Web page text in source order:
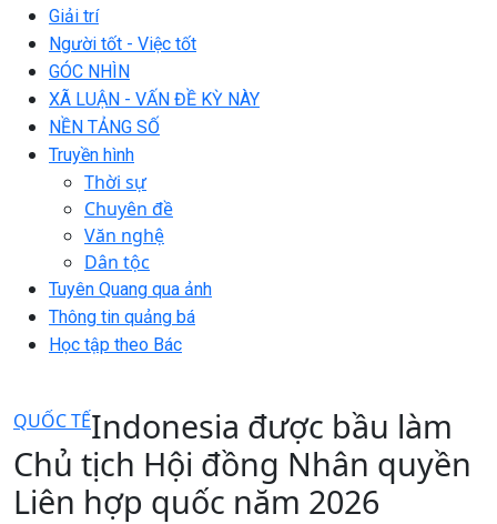
Giải trí
Người tốt - Việc tốt
GÓC NHÌN
XÃ LUẬN - VẤN ĐỀ KỲ NÀY
NỀN TẢNG SỐ
Truyền hình
Thời sự
Chuyên đề
Văn nghệ
Dân tộc
Tuyên Quang qua ảnh
Thông tin quảng bá
Học tập theo Bác
QUỐC TẾIndonesia được bầu làm
Chủ tịch Hội đồng Nhân quyền
Liên hợp quốc năm 2026